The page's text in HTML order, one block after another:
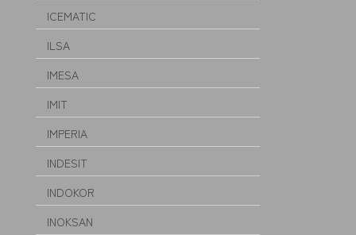
ICEMATIC
ILSA
IMESA
IMIT
IMPERIA
INDESIT
INDOKOR
INOKSAN